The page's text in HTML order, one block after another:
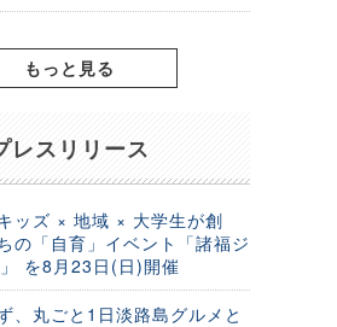
もっと見る
レスリリース
ッズ × 地域 × 大学生が創
の「自育」イベント「諸福ジ
を8月23日(日)開催
、丸ごと1日淡路島グルメと